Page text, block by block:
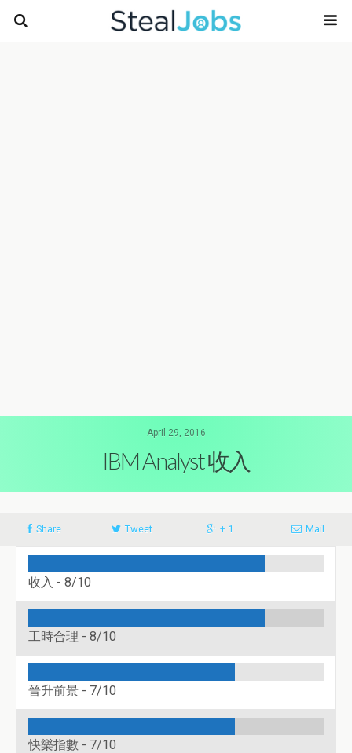
April 29, 2016
IBM Analyst 收入
Share Tweet + 1 Mail
收入 - 8/10
工時合理 - 8/10
晉升前景 - 7/10
快樂指數 - 7/10